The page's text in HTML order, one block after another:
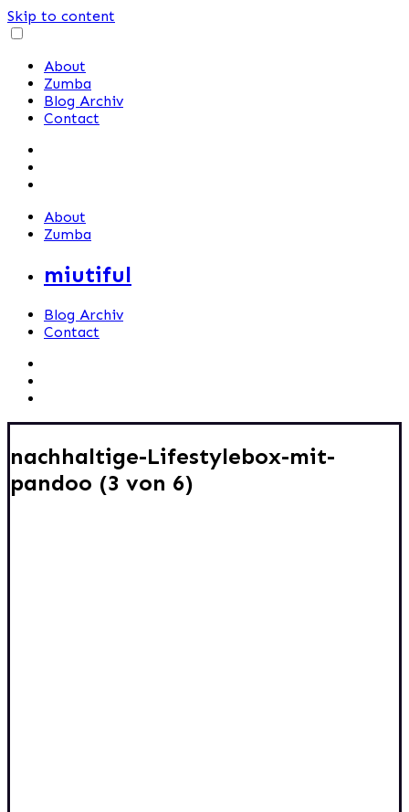
Skip to content
About
Zumba
Blog Archiv
Contact
About
Zumba
miutiful
Blog Archiv
Contact
nachhaltige-Lifestylebox-mit-
pandoo (3 von 6)